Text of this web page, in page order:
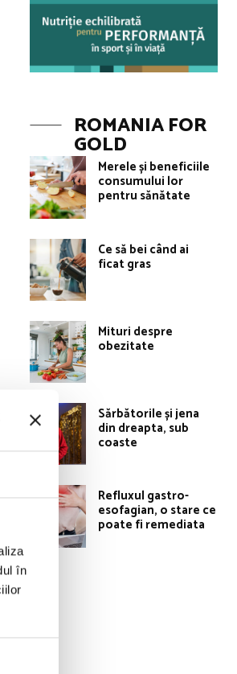
în
ROMANIA FOR
GOLD
Merele și beneficiile
consumului lor
pentru sănătate
Ce să bei când ai
ficat gras
Mituri despre
obezitate
Sărbătorile și jena
din dreapta, sub
coaste
Refluxul gastro-
esofagian, o stare ce
poate fi remediata